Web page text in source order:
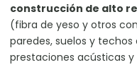
construcción de alto
(fibra de yeso y otros
paredes, suelos y
prestaciones acústicas